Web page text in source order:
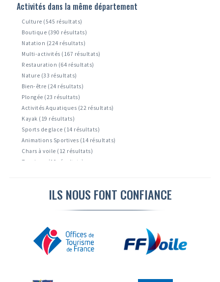
Leffrinckoucke ( 1 résultats)
Activités dans la même département
Culture (545 résultats)
Boutique (390 résultats)
Natation (224 résultats)
Multi-activités (167 résultats)
Restauration (64 résultats)
Nature (33 résultats)
Bien-être (24 résultats)
Plongée (23 résultats)
Activités Aquatiques (22 résultats)
Kayak (19 résultats)
Sports de glace (14 résultats)
Animations Sportives (14 résultats)
Chars à voile (12 résultats)
Tourisme (10 résultats)
ILS NOUS FONT CONFIANCE